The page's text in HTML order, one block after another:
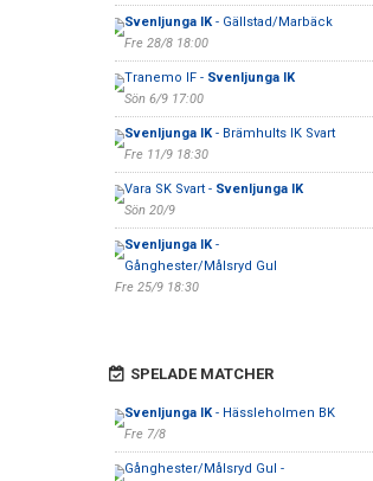
Svenljunga IK- Gällstad/Marbäck
Fre 28/8 18:00
Tranemo IF - Svenljunga IK
Sön 6/9 17:00
Svenljunga IK- Brämhults IK Svart
Fre 11/9 18:30
Vara SK Svart - Svenljunga IK
Sön 20/9
Svenljunga IK-
Gånghester/Målsryd Gul
Fre 25/9 18:30
SPELADE MATCHER
Svenljunga IK- Hässleholmen BK
Fre 7/8
Gånghester/Målsryd Gul -